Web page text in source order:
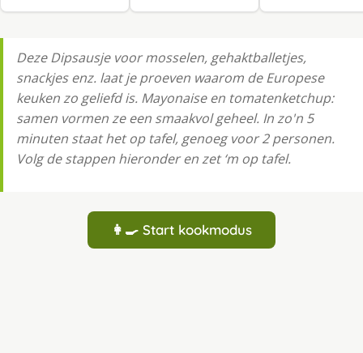
Deze Dipsausje voor mosselen, gehaktballetjes,
snackjes enz. laat je proeven waarom de Europese
keuken zo geliefd is. Mayonaise en tomatenketchup:
samen vormen ze een smaakvol geheel. In zo'n 5
minuten staat het op tafel, genoeg voor 2 personen.
Volg de stappen hieronder en zet ‘m op tafel.
👩‍🍳 Start kookmodus